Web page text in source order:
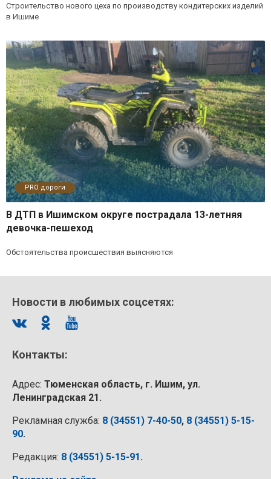
Строительство нового цеха по производству кондитерских изделий
в Ишиме
PRO дороги
В ДТП в Ишимском округе пострадала 13-летняя
девочка-пешеход
Обстоятельства происшествия выясняются
Новости в любимых соцсетях:
Контакты:
Адрес: Тюменская область, г. Ишим, ул.
Ленинградская 21.
Рекламная служба: 8 (34551) 7-40-50, 8 (34551) 5-15-
90.
Редакция: 8 (34551) 5-15-91.